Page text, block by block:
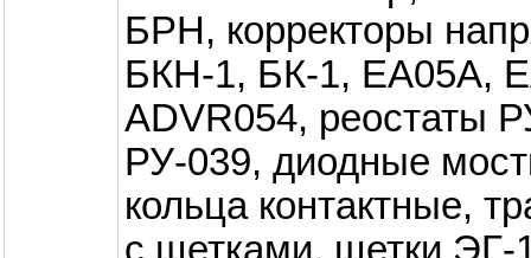
БРН, корректоры
БКН-1, БК-1, EA05A,
ADVR054, реостаты
РУ-039, диодные
кольца контактные,